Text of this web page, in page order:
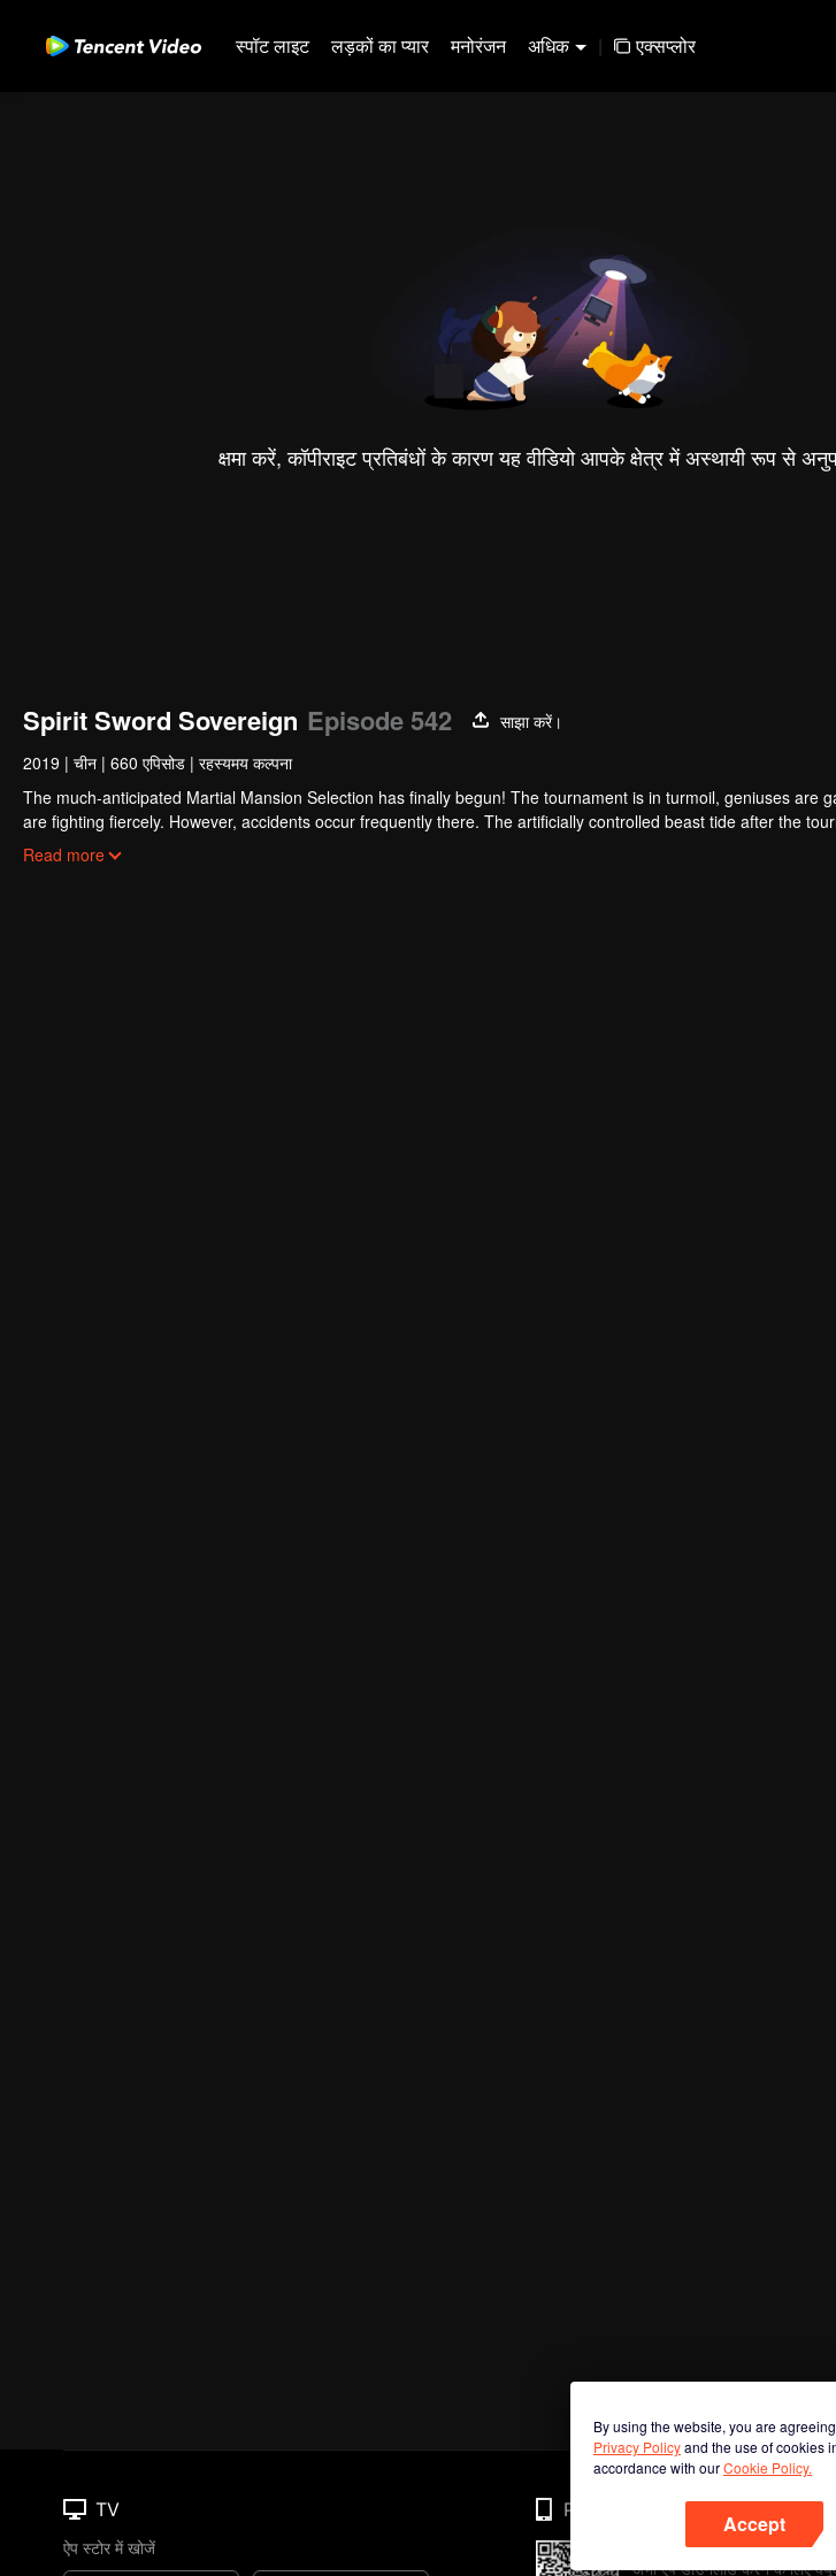
स्पॉट लाइट लड़कों का प्यार मनोरंजन अधिक | एक्सप्लोर
क्षमा करें, कॉपीराइट प्रतिबंधों के कारण यह वीडियो आपके क्षेत्र में अस्थायी रूप से
Spirit Sword Sovereign Episode 542
साझा करें।
2019 | चीन | 660 एपिसोड | रहस्यमय कल्पना
The much-anticipated Martial Mansion Selection has finally begun! The tournament is in turmoil, geniuses are
are fighting fiercely. However, accidents occur frequently there. The artificially controlled beast tide after the
the strongest people that ensue, all reveal the mysterious and huge assassination sect, the Heavenly Evolution
Read more
By using the website, you are
Privacy Policyand the use of cookies
accordance with ourCookie Policy.
Accept
TV
ऐप स्टोर में खोजें
Phone
अभी ऐप डाउनलोड करने के लिए